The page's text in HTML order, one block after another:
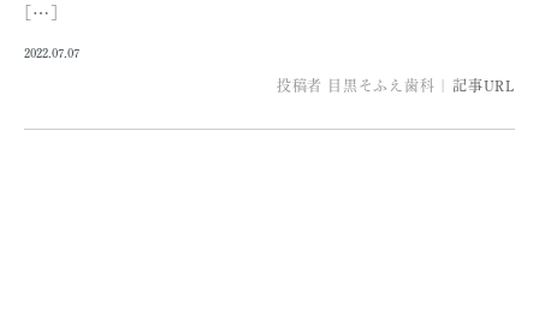
[…]
2022.07.07
投稿者 目黒そふえ歯科 記事URL